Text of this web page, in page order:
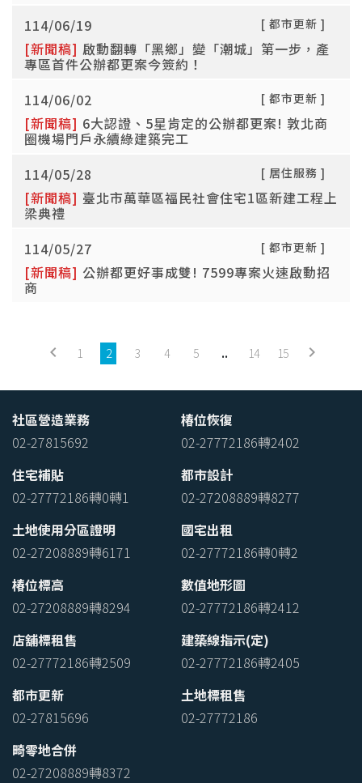
[新聞稿] 啟動翻轉「黑鄉」變「潮城」第一步，產
專區首件公辦都更案今簽約！
[ 都市更新 ]
114/06/19
[新聞稿] 6大認證、5星肯定的公辦都更案! 敦北商
圈機場門戶永續綠建築完工
[ 都市更新 ]
114/06/02
[新聞稿] 臺北市萬華區福民社會住宅1區新建工程上
梁典禮
[ 居住服務 ]
114/05/28
[新聞稿] 公辦都更好事成雙! 7599專案火速啟動招
商
[ 都市更新 ]
114/05/27
keyboard_arrow_left 1 2 3 4 5 .. 14 15 keyboard_arrow_right
社區營造業務
02-27815692
椿位恢復
02-27772186轉2402
住宅補貼
02-27772186轉0轉1
都市設計
02-27208889轉8277
土地使用分區證明
02-27208889轉6171
國宅出租
02-27772186轉0轉2
椿位標高
02-27208889轉8294
數值地形圖
02-27772186轉2412
店舖標租售
02-27772186轉2509
建築線指示(定)
02-27772186轉2405
都市更新
02-27815696
土地標租售
02-27772186
畸零地合併
02-27208889轉8372